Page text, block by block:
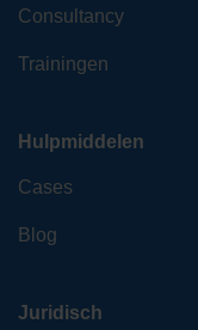
Consultancy
Trainingen
Hulpmiddelen
Cases
Blog
Juridisch